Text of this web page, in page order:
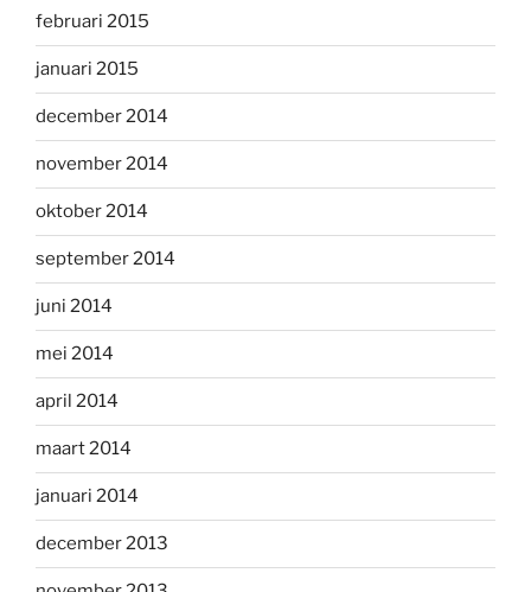
februari 2015
januari 2015
december 2014
november 2014
oktober 2014
september 2014
juni 2014
mei 2014
april 2014
maart 2014
januari 2014
december 2013